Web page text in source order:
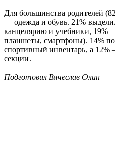
Для большинства родителей
— одежда и обувь. 21%
канцелярию и учебники, 19%
планшеты, смартфоны). 14%
спортивный инвентарь, а
секции.
Подготовил Вячеслав Олин